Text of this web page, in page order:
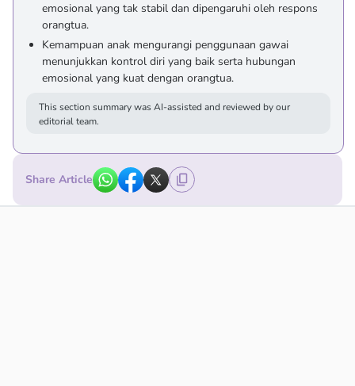
emosional yang tak stabil dan dipengaruhi oleh respons
orangtua.
Kemampuan anak mengurangi penggunaan gawai
menunjukkan kontrol diri yang baik serta hubungan
emosional yang kuat dengan orangtua.
This section summary was AI-assisted and reviewed by our
editorial team.
Share Article